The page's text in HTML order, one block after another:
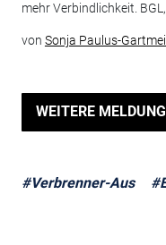
mehr Verbindlichkeit.
von Sonja Paulus-
WEITERE
#Verbrenner-Aus